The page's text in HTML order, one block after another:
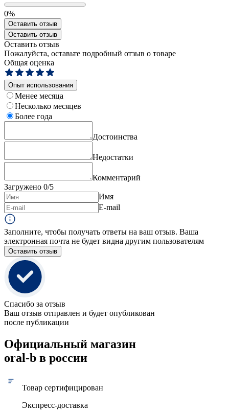
0%
Оставить отзыв
Оставить отзыв
Оставить отзыв
Пожалуйста, оставьте подробный отзыв о товаре
Общая оценка
Опыт использования
Менее месяца
Несколько месяцев
Более года
Достоинства
Недостатки
Комментарий
Загружено 0/5
Имя
E-mail
Заполните, чтобы получать ответы на ваш отзыв. Ваша
электронная почта не будет видна другим пользователям
Оставить отзыв
Спасибо за отзыв
Ваш отзыв отправлен и будет опубликован
после публикации
Официальный магазин
oral-b в россии
Товар сертифицирован
Экспресс-доставка